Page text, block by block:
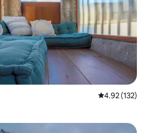
從 132 則評價
4.92 (132)